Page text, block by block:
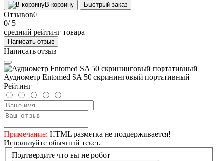
В корзину Быстрый заказ
Отзывов0
0/ 5
средний рейтинг товара
Написать отзыв
Написать отзыв
Аудиометр Entomed SA 50 скрининговый портативный
Рейтинг
Примечание: HTML разметка не поддерживается!
Используйте обычный текст.
Подтвердите что вы не робот